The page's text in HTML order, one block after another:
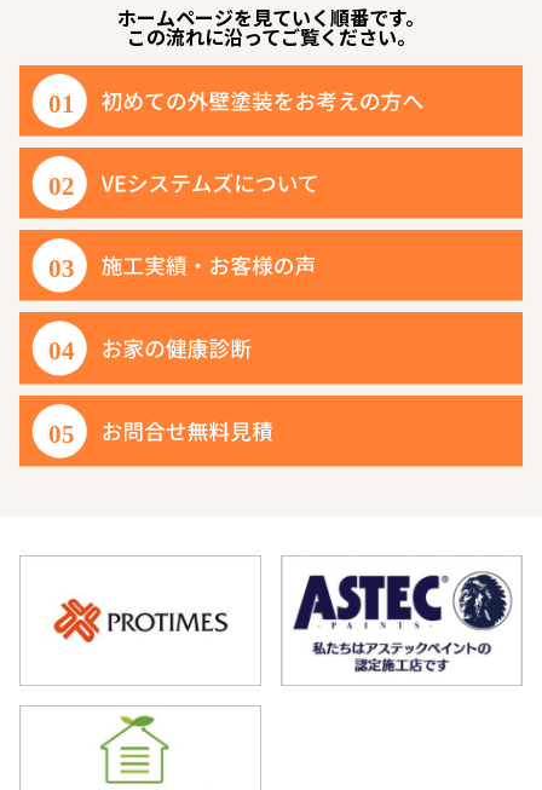
ホームページを見ていく順番です。
この流れに沿ってご覧ください。